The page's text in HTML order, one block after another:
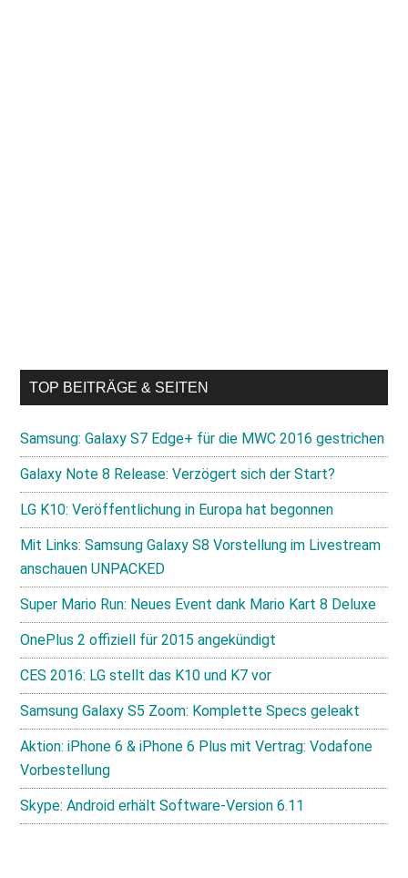
TOP BEITRÄGE & SEITEN
Samsung: Galaxy S7 Edge+ für die MWC 2016 gestrichen
Galaxy Note 8 Release: Verzögert sich der Start?
LG K10: Veröffentlichung in Europa hat begonnen
Mit Links: Samsung Galaxy S8 Vorstellung im Livestream
anschauen UNPACKED
Super Mario Run: Neues Event dank Mario Kart 8 Deluxe
OnePlus 2 offiziell für 2015 angekündigt
CES 2016: LG stellt das K10 und K7 vor
Samsung Galaxy S5 Zoom: Komplette Specs geleakt
Aktion: iPhone 6 & iPhone 6 Plus mit Vertrag: Vodafone
Vorbestellung
Skype: Android erhält Software-Version 6.11